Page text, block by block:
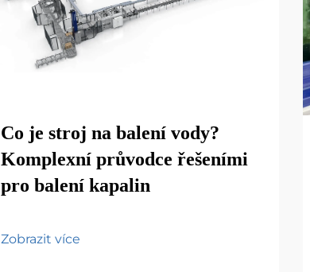
Co je stroj na balení vody?
Komplexní průvodce řešeními
pro balení kapalin
Zobrazit více